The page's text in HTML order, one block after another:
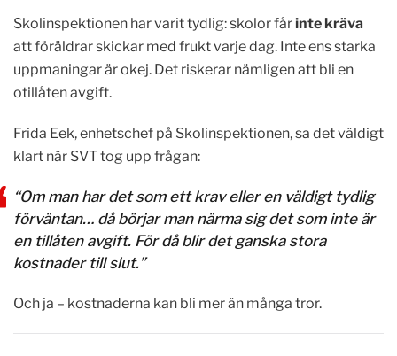
Skolinspektionen har varit tydlig: skolor fårinte kräva
att föräldrar skickar med frukt varje dag. Inte ens starka
uppmaningar är okej. Det riskerar nämligen att bli en
otillåten avgift.
Frida Eek, enhetschef på Skolinspektionen, sa det väldigt
klart när SVT tog upp frågan:
“Om man har det som ett krav eller en väldigt tydlig
förväntan… då börjar man närma sig det som inte är
en tillåten avgift. För då blir det ganska stora
kostnader till slut.”
Och ja – kostnaderna kan bli mer än många tror.